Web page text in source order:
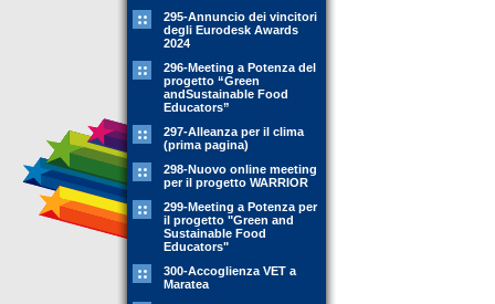
295-Annuncio dei vincitori
degli Eurodesk Awards
2024
296-Meeting a Potenza del
progetto “Green
andSustainable Food
Educators”
297-Alleanza per il clima
(prima pagina)
298-Nuovo online meeting
per il progetto WARRIOR
299-Meeting a Potenza per
il progetto "Green and
Sustainable Food
Educators"
300-Accoglienza VET a
Maratea